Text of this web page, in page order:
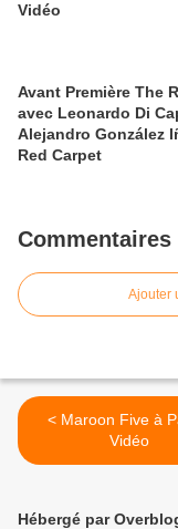
Vidéo
Avant Première The
avec Leonardo Di
Alejandro González
Red Carpet
Commentaires
Ajouter
< Maroon Five à Paris -
Vidéo
Hébergé par